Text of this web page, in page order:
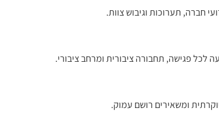
חברה, תערוכות וגיבוש צוות.
לכל פגישה, תחבורה ציבורית ומרחב ציבורי.
ומשאירים רושם עמוק.